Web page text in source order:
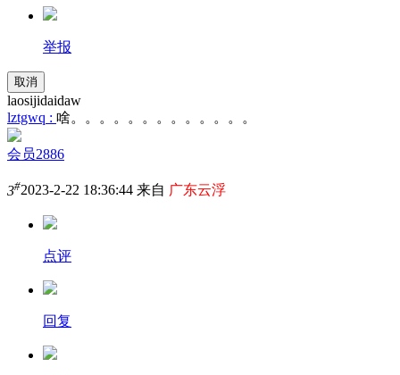
举报
取消
laosijidaidaw
lztgwq : 啥。。。。。。。。。。。。。
会员2886
3#2023-2-22 18:36:44 来自 广东云浮
点评
回复